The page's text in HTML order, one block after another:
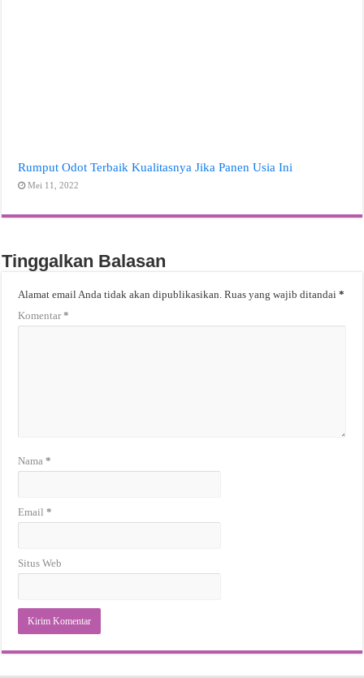
Rumput Odot Terbaik Kualitasnya Jika Panen Usia Ini
Mei 11, 2022
Tinggalkan Balasan
Alamat email Anda tidak akan dipublikasikan. Ruas yang wajib ditandai*
Komentar*
Nama*
Email*
Situs Web